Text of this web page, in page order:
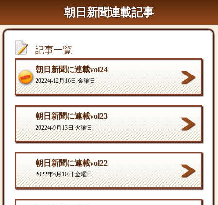
朝日新聞連載記事
記事一覧
朝日新聞に連載vol24
2022年12月16日 金曜日
朝日新聞に連載vol23
2022年9月13日 火曜日
朝日新聞に連載vol22
2022年6月10日 金曜日